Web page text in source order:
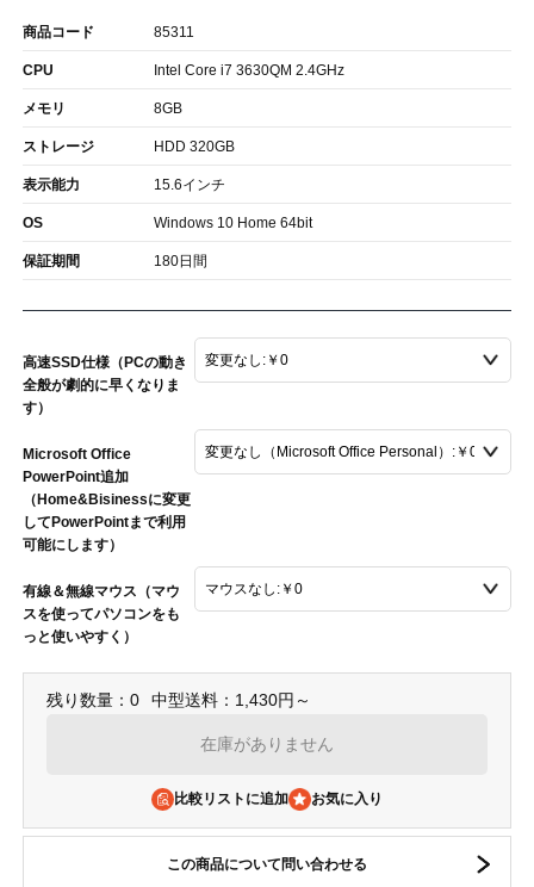
商品コード 85311
CPU Intel Core i7 3630QM 2.4GHz
メモリ 8GB
ストレージ HDD 320GB
表示能力 15.6インチ
OS Windows 10 Home 64bit
保証期間 180日間
高速SSD仕様（PCの動き
全般が劇的に早くなりま
す）
Microsoft Office
PowerPoint追加
（Home&Bisinessに変更
してPowerPointまで利用
可能にします）
有線＆無線マウス（マウ
スを使ってパソコンをも
っと使いやすく）
残り数量：0 中型送料：1,430円～
在庫がありません
比較リストに追加
この商品について問い合わせる